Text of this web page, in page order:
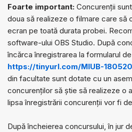
Foarte important: Concurenții
doua să realizeze o filmare care să
ecran pe toată durata probei.
software-ului OBS Studio. După
încărca înregistrarea la formularul
https://tinyurl.com/MIUB-
din facultate sunt dotate cu un
concurenților să știe să realizeze o
lipsa înregistrării concurenții vor fi
După încheierea concursului, în jur